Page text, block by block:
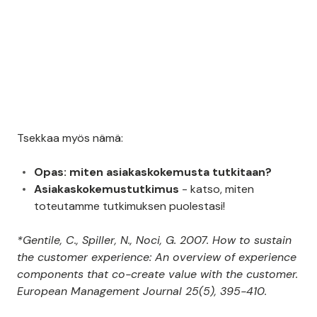
Tsekkaa myös nämä:
Opas: miten asiakaskokemusta tutkitaan?
Asiakaskokemustutkimus - katso, miten
toteutamme tutkimuksen puolestasi!
*Gentile, C., Spiller, N., Noci, G. 2007. How to sustain
the customer experience: An overview of experience
components that co-create value with the customer.
European Management Journal 25(5), 395-410.